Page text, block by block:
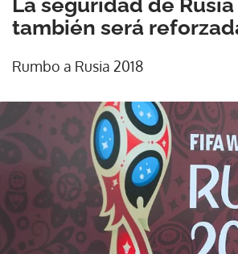
La seguridad de Rusia
también será
Rumbo a Rusia 2018